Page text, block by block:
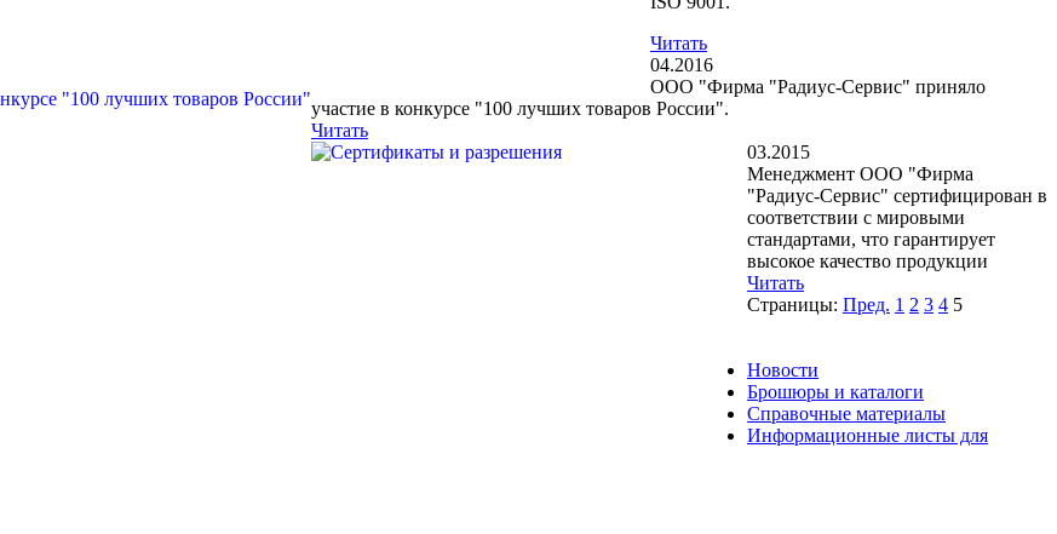
Читать
04.2016
ООО "Фирма "Радиус-Сервис" приняло
участие в конкурсе "100 лучших товаров России".
Читать
03.2015
Менеджмент ООО "Фирма
"Радиус-Сервис" сертифицирован в
соответствии с мировыми
стандартами, что гарантирует
высокое качество продукции
Читать
Страницы: Пред. 1 2 3 4 5
Новости
Брошюры и каталоги
Справочные материалы
Информационные листы для